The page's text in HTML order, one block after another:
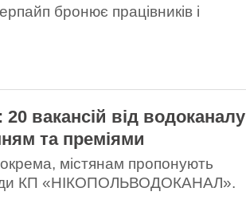
бронює працівників і
20 вакансій від водоканалу
та преміями
містянам пропонують
КП «НІКОПОЛЬВОДОКАНАЛ».